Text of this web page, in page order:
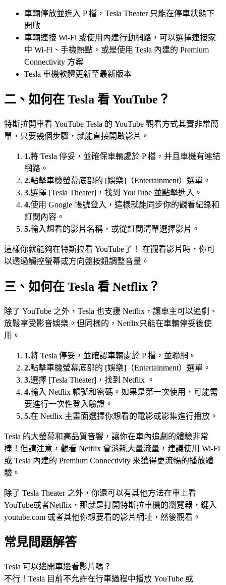
車輛停放並進入 P 檔，Tesla Theater 只能在停車狀態下
開啟
車輛連接 Wi-Fi 或使用內建行動網路，可以選擇連接家
中 Wi-Fi、手機熱點，或是使用 Tesla 內建的 Premium
Connectivity 方案
Tesla 車機軟體更新至最新版本
二、如何在 Tesla 看 YouTube？
特斯拉開車看 YouTube Tesla 的 YouTube 觀看方式其實非常簡
單，只要幾個步驟，就能直接開啟影片。
1.將 Tesla 停妥，並確保車輛處於 P 檔，并且車機有連結
網路。
2.點擊車機螢幕底部的 [娛樂]（Entertainment）選單。
3.選擇 [Tesla Theater]，找到 YouTube 並點擊進入。
4.使用 Google 帳號登入，這樣就能同步你的觀看紀錄和
訂閱內容。
5.輸入想看的影片名稱，或從訂閱清單選擇影片。
這樣你就能夠在特斯拉看 YouTube了！ 在觀看影片時，你可
以透過觸控螢幕或方向盤按鈕調整音量。
三、如何在 Tesla 看 Netflix？
除了 YouTube 之外，Tesla 也支援 Netflix，讓車主可以追劇、
放鬆享受影音娛樂。但同樣的，Netflix只能在車輛停妥後使
用。
1.將 Tesla 停妥，並確認車輛處於 P 檔，並聯網。
2.點擊車機螢幕底部的 [娛樂]（Entertainment）選單。
3.選擇 [Tesla Theater]，找到 Netflix 。
4.輸入 Netflix 帳號和密碼。如果是第一次使用，可能需
要進行一次性登入驗證。
5.在 Netflix 主畫面選擇你想看的電影或影集進行播放。
Tesla 的大螢幕和高品質音響，讓你在車內追劇的體驗非常
棒！但請注意，觀看 Netflix 會消耗大量流量，建議使用 Wi-Fi
或 Tesla 內建的 Premium Connectivity 來獲得更流暢的播放體
驗。
除了 Tesla Theater 之外，你還可以有其他方法在車上看
YouTube或者Netflix，那就是打開特斯拉車機的瀏覽器，鍵入
youtube.com 或者其他你想要看的影片網址，然後觀看。
常見問題解答
Tesla 可以邊開車邊看影片嗎？
不行！Tesla 目前不允許在行車過程中播放 YouTube 或